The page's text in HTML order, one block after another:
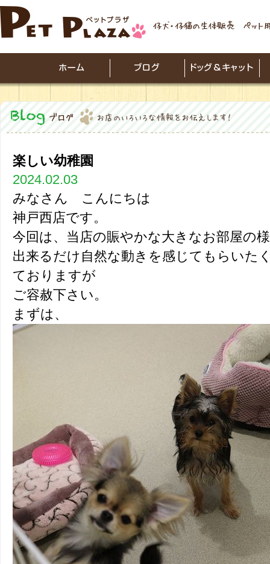
楽しい幼稚園
2024.02.03
みなさん こんにちは
神戸西店です。
今回は、当店の賑やかな大きなお部屋の
出来るだけ自然な動きを感じてもらいた
ておりますが
ご容赦下さい。
まずは、